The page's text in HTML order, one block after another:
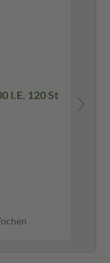
I.E. 120 St